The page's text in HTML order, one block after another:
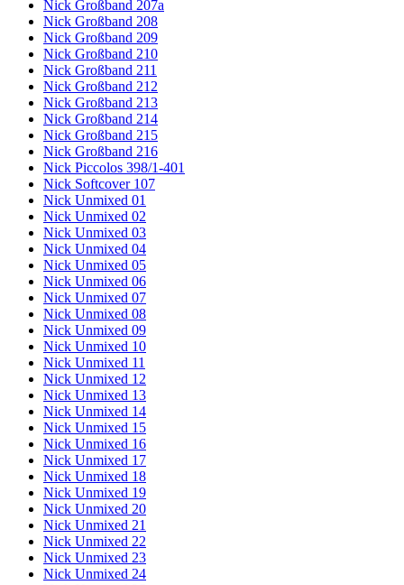
Nick Großband 207a
Nick Großband 208
Nick Großband 209
Nick Großband 210
Nick Großband 211
Nick Großband 212
Nick Großband 213
Nick Großband 214
Nick Großband 215
Nick Großband 216
Nick Piccolos 398/1-401
Nick Softcover 107
Nick Unmixed 01
Nick Unmixed 02
Nick Unmixed 03
Nick Unmixed 04
Nick Unmixed 05
Nick Unmixed 06
Nick Unmixed 07
Nick Unmixed 08
Nick Unmixed 09
Nick Unmixed 10
Nick Unmixed 11
Nick Unmixed 12
Nick Unmixed 13
Nick Unmixed 14
Nick Unmixed 15
Nick Unmixed 16
Nick Unmixed 17
Nick Unmixed 18
Nick Unmixed 19
Nick Unmixed 20
Nick Unmixed 21
Nick Unmixed 22
Nick Unmixed 23
Nick Unmixed 24